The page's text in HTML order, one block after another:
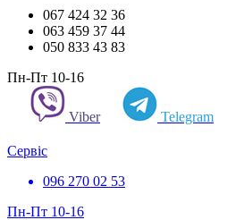
067 424 32 36
063 459 37 44
050 833 43 83
Пн-Пт 10-16
Viber Telegram
Сервіс
096 270 02 53
Пн-Пт 10-16